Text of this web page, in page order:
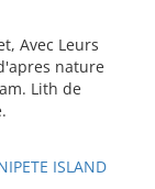
Avec Leurs
nature
Lith de
ISLAND